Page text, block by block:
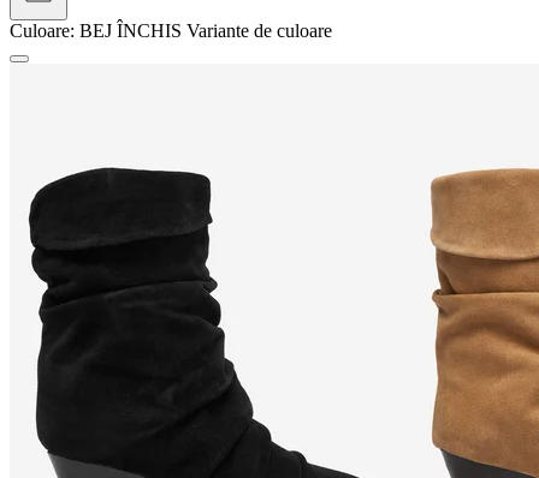
Culoare: BEJ ÎNCHIS Variante de culoare